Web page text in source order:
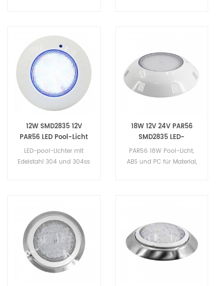
12W SMD2835 12V
PAR56 LED Pool-Licht
LED-pool-Lichter mit
Edelstahl 304 und 304ss
kann durch den RF-
controller oder DMX 512
controller. DMX-decoder
eingebaut im Gehäuse.
mehr bequem für
installation und
18W 12V 24V PAR56
SMD2835 LED-
Swimmingpool-Licht
PAR56 18W Pool-Licht,
ABS und PC für Material,
Externe Steuerung.